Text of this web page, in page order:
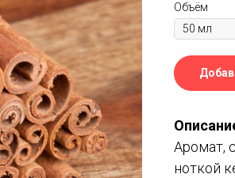
Объём
Аромат,
ноткой